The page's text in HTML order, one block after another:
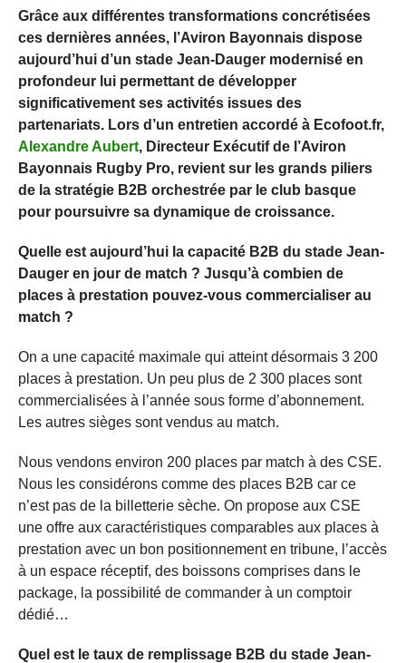
Grâce aux différentes transformations concrétisées
ces dernières années, l’Aviron Bayonnais dispose
aujourd’hui d’un stade Jean-Dauger modernisé en
profondeur lui permettant de développer
significativement ses activités issues des
partenariats. Lors d’un entretien accordé à Ecofoot.fr,
Alexandre Aubert, Directeur Exécutif de l’Aviron
Bayonnais Rugby Pro, revient sur les grands piliers
de la stratégie B2B orchestrée par le club basque
pour poursuivre sa dynamique de croissance.
Quelle est aujourd’hui la capacité B2B du stade Jean-
Dauger en jour de match ? Jusqu’à combien de
places à prestation pouvez-vous commercialiser au
match ?
On a une capacité maximale qui atteint désormais 3 200
places à prestation. Un peu plus de 2 300 places sont
commercialisées à l’année sous forme d’abonnement.
Les autres sièges sont vendus au match.
Nous vendons environ 200 places par match à des CSE.
Nous les considérons comme des places B2B car ce
n’est pas de la billetterie sèche. On propose aux CSE
une offre aux caractéristiques comparables aux places à
prestation avec un bon positionnement en tribune, l’accès
à un espace réceptif, des boissons comprises dans le
package, la possibilité de commander à un comptoir
dédié…
Quel est le taux de remplissage B2B du stade Jean-